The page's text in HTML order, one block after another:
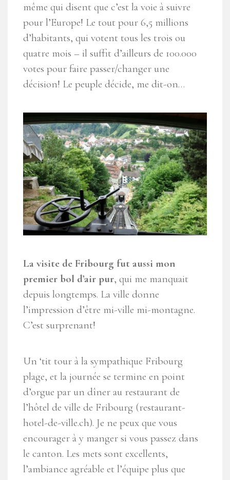
même qui disent que c’est la voie à suivre
pour l’Europe! Le tout pour 6,5 millions
d’habitants, qui votent tous les trois ou
quatre mois – il suffit d’ailleurs de 100.000
votes pour faire passer/changer une
décision! Le peuple décide, me dit-on…
La visite de Fribourg fut aussi mon
premier bol d’air pur, qui me manquait
depuis longtemps. La ville donne
l’impression d’être mi-ville mi-montagne.
C’est surprenant!
Un ‘tit tour à la sympathique Fribourg
plage, et la journée se termine en point
d’orgue par un dîner au restaurant de
l’hôtel de ville de Fribourg (restaurant-
hotel-de-ville.ch). Je ne peux que vous
encourager à y manger si vous passez dans
le canton. Les mets sont excellents,
l’ambiance agréable et l’équipe plus que